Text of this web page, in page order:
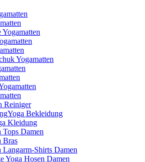
Yogamatten
Yogamatten
Reiniger
Yoga Bekleidung
Kleidung
Tops Damen
Bras
Langarm-Shirts Damen
Yoga Hosen Damen